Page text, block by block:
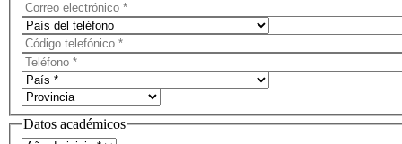
Datos académicos